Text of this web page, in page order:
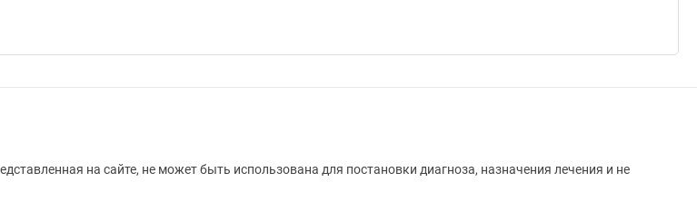
на сайте, не может быть использована для постановки диагноза, назначения лечения и не